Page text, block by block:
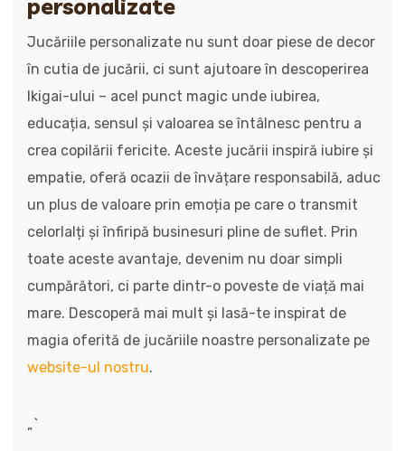
personalizate
Jucăriile personalizate nu sunt doar piese de decor
în cutia de jucării, ci sunt ajutoare în descoperirea
Ikigai-ului – acel punct magic unde iubirea,
educația, sensul și valoarea se întâlnesc pentru a
crea copilării fericite. Aceste jucării inspiră iubire și
empatie, oferă ocazii de învățare responsabilă, aduc
un plus de valoare prin emoția pe care o transmit
celorlalți și înfiripă businesuri pline de suflet. Prin
toate aceste avantaje, devenim nu doar simpli
cumpărători, ci parte dintr-o poveste de viață mai
mare. Descoperă mai mult și lasă-te inspirat de
magia oferită de jucăriile noastre personalizate pe
website-ul nostru.
„`